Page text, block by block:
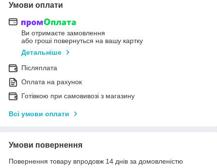
Умови оплати
Ви отримаєте замовлення
або гроші повернуться на вашу картку
Детальніше
Післяплата
Оплата на рахунок
Готівкою при самовивозі з магазину
Всі умови оплати
Умови повернення
Повернення товару впродовж 14 днів за домовленістю